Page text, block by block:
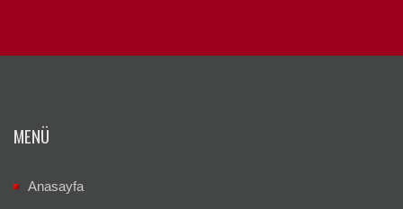
MENÜ
Anasayfa